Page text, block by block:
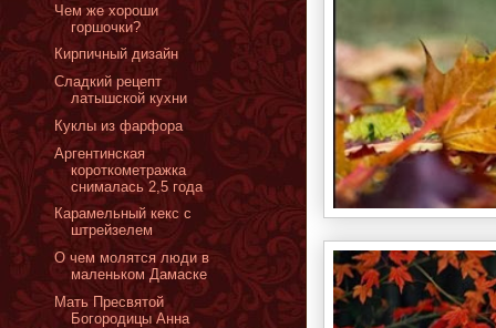
Чем же хороши
горшочки?
Кирпичный дизайн
Сладкий рецепт
латышской кухни
Куклы из фарфора
Аргентинская
короткометражка
снималась 2,5 года
Карамельный кекс с
штрейзелем
О чем молятся люди в
маленьком Дамаске
Мать Пресвятой
Богородицы Анна